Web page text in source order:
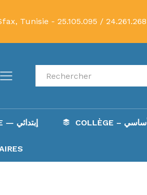
Tunisie - 25.105.095 / 24.261.268
Recherche
PRIMAIRE — إبتدائي COLLÈGE – أساسي